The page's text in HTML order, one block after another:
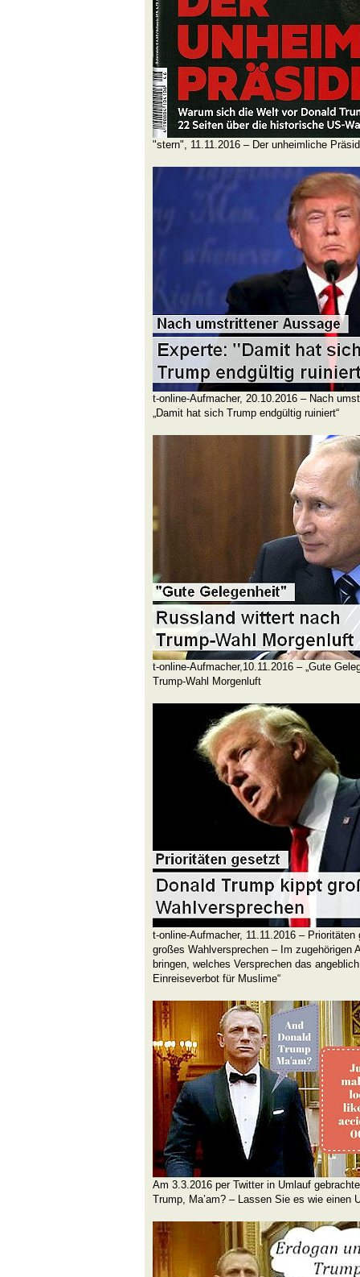
"stern", 11.11.2016 – Der unheimliche
t-online-Aufmacher, 20.10.2016 – Nach
„Damit hat sich Trump endgültig ruiniert“
t-online-Aufmacher,10.11.2016 – „Gute
Trump-Wahl Morgenluft
t-online-Aufmacher, 11.11.2016 –
großes Wahlversprechen – Im zugehörigen
bringen, welches Versprechen das
Einreiseverbot für Muslime“
Am 3.3.2016 per Twitter in Umlauf
Trump, Ma’am? – Lassen Sie es wie einen